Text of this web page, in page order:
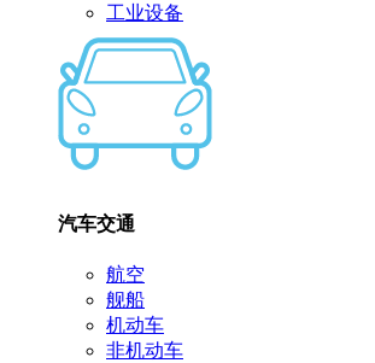
工业设备
汽车交通
航空
舰船
机动车
非机动车